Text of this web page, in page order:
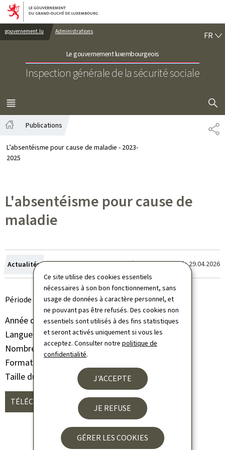
Ce site utilise des cookies essentiels
nécessaires à son bon fonctionnement, sans
usage de données à caractère personnel, et
ne pouvant pas être refusés. Des cookies non
essentiels sont utilisés à des fins statistiques
et seront activés uniquement si vous les
acceptez. Consulter notrepolitique de
confidentialité.
J'ACCEPTE
JE REFUSE
GÉRER LES COOKIES
Aller au menu principal
Aller au contenu
gouvernement.lu Administrations
Le gouvernement luxembourgeois
Inspection générale de la sécurité sociale
FR
MENU
PRINCIPAL
Publications
L’absentéisme pour cause de maladie - 2023-
2025
L'absentéisme pour cause de
maladie
Actualités Crée
le
17.04.2026 Dernière modification le29.04.2026
Période 2023-2025
Année de parution 2026
Langue(s)
Français
Nombre de pages 3 page(s)
Format du document
Taille du fichier
304 Ko
TÉLÉCHARGER (FR, PDF - 304 KO)